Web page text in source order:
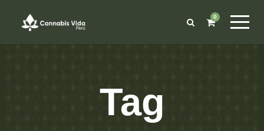
0
Tag